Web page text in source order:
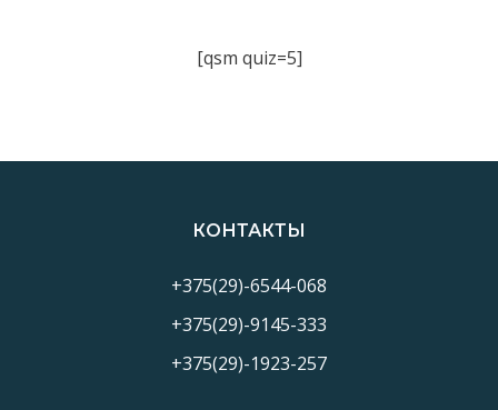
[qsm quiz=5]
КОНТАКТЫ
+375(29)-6544-068
+375(29)-9145-333
+375(29)-1923-257